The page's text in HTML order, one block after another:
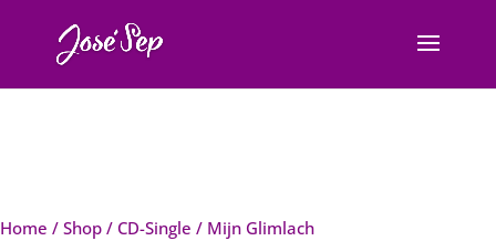
Home / Shop / CD-Single / Mijn Glimlach